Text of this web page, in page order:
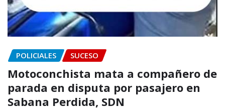
POLICIALES SUCESO
Motoconchista mata a compañero de
parada en disputa por pasajero en
Sabana Perdida, SDN